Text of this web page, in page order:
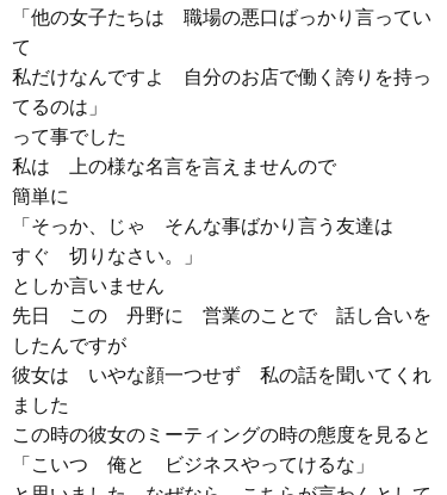
「他の女子たちは 職場の悪口ばっかり言ってい
て
私だけなんですよ 自分のお店で働く誇りを持っ
てるのは」
って事でした
私は 上の様な名言を言えませんので
簡単に
「そっか、じゃ そんな事ばかり言う友達は
すぐ 切りなさい。」
としか言いません
先日 この 丹野に 営業のことで 話し合いを
したんですが
彼女は いやな顔一つせず 私の話を聞いてくれ
ました
この時の彼女のミーティングの時の態度を見ると
「こいつ 俺と ビジネスやってけるな」